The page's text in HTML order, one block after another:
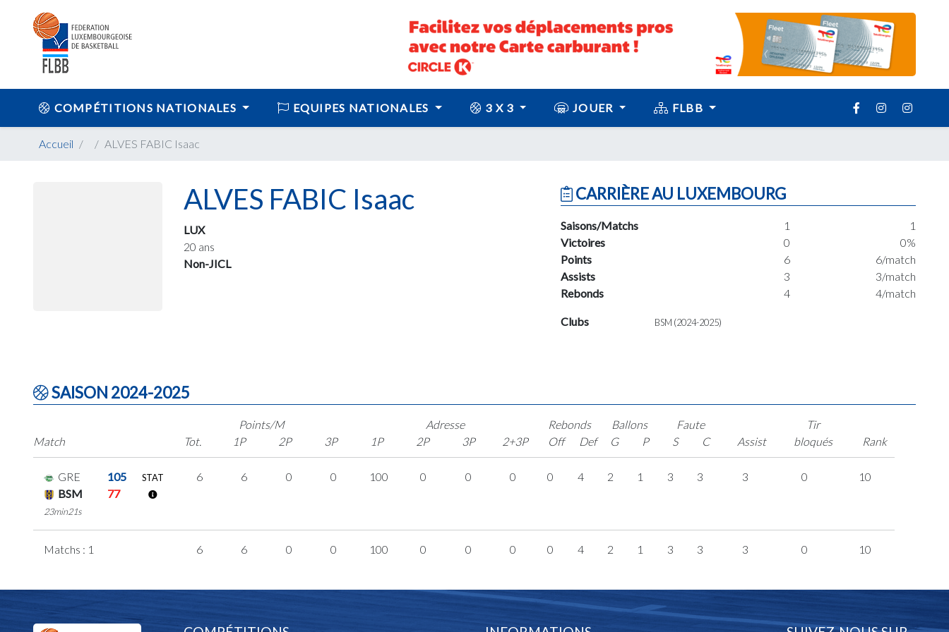
COMPÉTITIONS NATIONALES EQUIPES NATIONALES 3 X 3 JOUER FLBB
Accueil ALVES FABIC Isaac
ALVES FABIC Isaac
LUX
20 ans
Non-JICL
CARRIÈRE AU LUXEMBOURG
Saisons/Matchs 1
1
Victoires
0
0%
Points
6
6/match
Assists
3
3/match
Rebonds
4 4/match
Clubs BSM (2024-2025)
SAISON 2024-2025
Match
Points/M
Tot.
1P 2P 3P
Adresse
1P
2P 3P 2+3P
Rebonds
Off
Def
Ballons
G
P
Faute
S
C Assist
Tir
bloqués
Rank
GRE
105
BSM
77
23min21s
STAT 6 6 0 0 100 0 0 0 0 4 2 1 3 3 3 0 10
Matchs : 1 6 6 0 0 100 0 0 0 0 4 2 1 3 3 3 0 10